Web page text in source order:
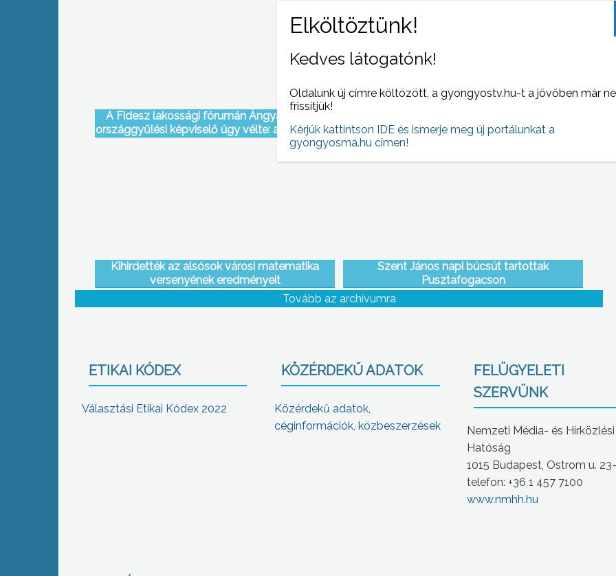
A Fidesz lakossági fórumán Ángyán József
országgyűlési képviselő úgy vélte: az országot
irányító multimilliárdosok az ország vagyonát
letették szintfelmérő vizsgáikat
Kihirdették az alsósok városi matematika
versenyének eredményeit
Szent János napi búcsút tartottak
Pusztafogacson
Tovább az archívumra
ETIKAI KÓDEX
Választási Etikai Kódex 2022
KÖZÉRDEKŰ ADATOK
Közérdekű adatok,
céginformációk, közbeszerzések
FELÜGYELETI
SZERVÜNK
Nemzeti Média- és Hírközlési
Hatóság
1015 Budapest, Ostrom u.
telefon: +36 1 457 7100
www.nmhh.hu
Kedves látogatónk!
Oldalunk új címre költözött, a gyongyostv.hu-t a jövőben már
frissítjük!
Kérjük kattintson IDE és ismerje meg új portálunkat a
gyongyosma.hu címen!